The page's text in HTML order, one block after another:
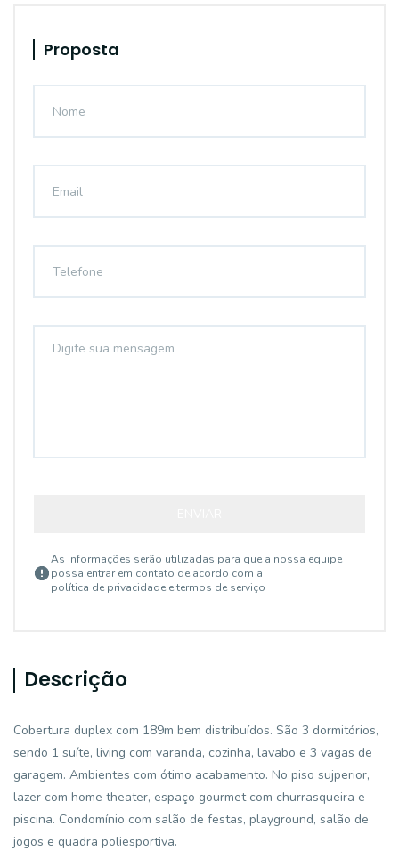
Proposta
As informações serão utilizadas para que a nossa equipe
possa entrar em contato de acordo com a
política de privacidade e termos de serviço
Descrição
Cobertura duplex com 189m bem distribuídos. São 3 dormitórios,
sendo 1 suíte, living com varanda, cozinha, lavabo e 3 vagas de
garagem. Ambientes com ótimo acabamento. No piso sujperior,
lazer com home theater, espaço gourmet com churrasqueira e
piscina. Condomínio com salão de festas, playground, salão de
jogos e quadra poliesportiva.